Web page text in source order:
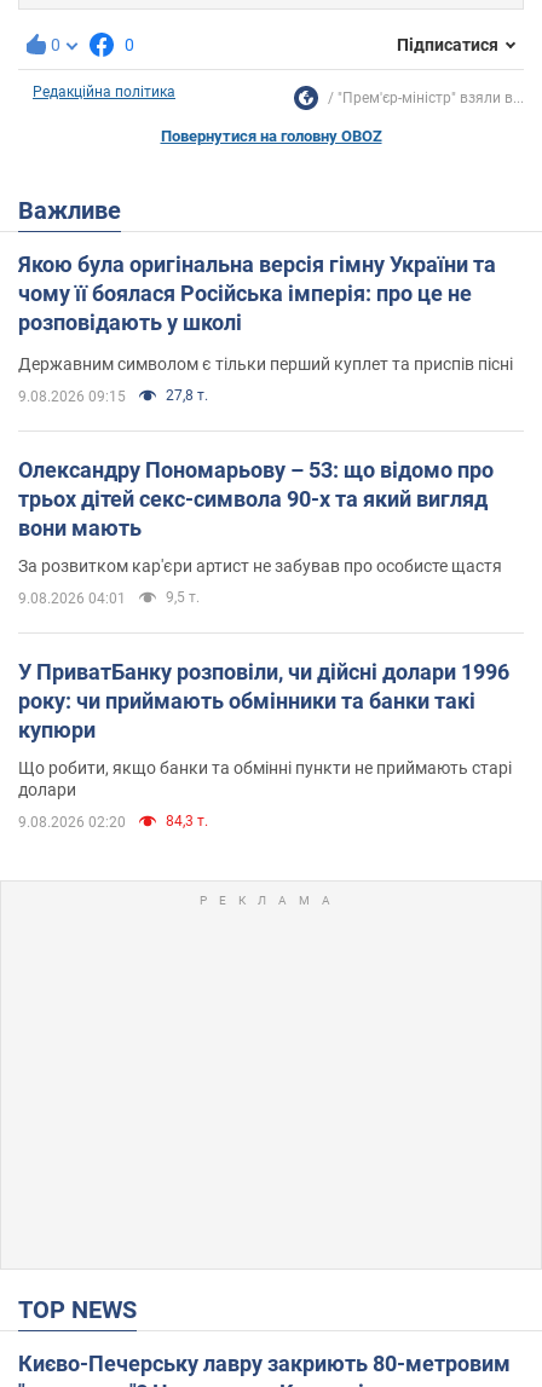
0 0 Підписатися
Редакційна політика "Прем'єр-міністр" взяли в...
Повернутися на головну OBOZ
Важливе
Якою була оригінальна версія гімну України та
чому її боялася Російська імперія: про це не
розповідають у школі
Державним символом є тільки перший куплет та приспів пісні
9.08.2026 09:15 27,8 т.
Олександру Пономарьову – 53: що відомо про
трьох дітей секс-символа 90-х та який вигляд
вони мають
За розвитком кар'єри артист не забував про особисте щастя
9.08.2026 04:01 9,5 т.
У ПриватБанку розповіли, чи дійсні долари 1996
року: чи приймають обмінники та банки такі
купюри
Що робити, якщо банки та обмінні пункти не приймають старі
долари
9.08.2026 02:20 84,3 т.
TOP NEWS
Києво-Печерську лавру закриють 80-метровим